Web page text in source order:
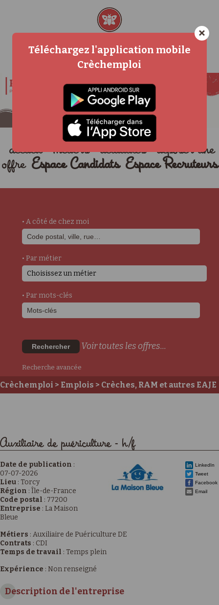
accueil métiers actualités
déposer une
offre Espace Candidats Espace Recruteurs
• A côté de chez moi
• Par métier
Choisissez un métier
• Par mots-clés
Rechercher Voir toutes les offres...
Recherche avancée
Crèchemploi > Emplois > Crèches, RAM et autres EAJE
Auxiliaire de puériculture - h/f
LinkedIn
Tweet
Facebook
Email
Date de publication :
07-07-2026
Lieu : Torcy
Région : Île-de-France
Code postal : 77200
Entreprise : La Maison
Bleue
Métiers : Auxiliaire de Puériculture DE
Contrats : CDI
Temps de travail : Temps plein
Expérience : Non renseigné
Description de l'entreprise
×
Téléchargez l'application mobile
Crèchemploi